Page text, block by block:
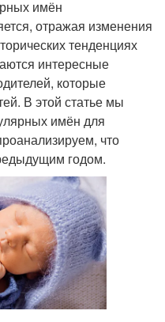
имён
отражая изменения
тенденциях
интересные
которые
В этой статье мы
имён для
что
годом.